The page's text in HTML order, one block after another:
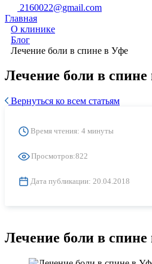
2160022@gmail.com
Главная
О клинике
Блог
Лечение боли в спине в Уфе
Лечение боли в
Вернуться ко всем статьям
Время чтения: 4 минуты
Просмотров:822
Дата публикации: 20.04.2018
Лечение боли в